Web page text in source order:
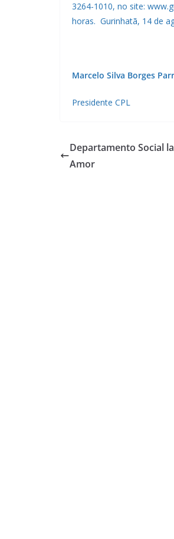
3264-1010, no site:
horas. Gurinhatã, 14 de
Marcelo Silva Borges
Presidente CPL
Departamento Social
Amor